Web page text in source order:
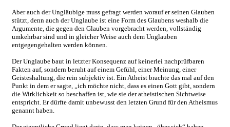
Aber auch der Ungläubige muss gefragt werden worauf er seinen Glauben
stützt, denn auch der Unglaube ist eine Form des Glaubens weshalb die
Argumente, die gegen den Glauben vorgebracht werden, vollständig
umkehrbar sind und in gleicher Weise auch dem Unglauben
entgegengehalten werden können.
Der Unglaube baut in letzter Konsequenz auf keinerlei nachprüfbaren
Fakten auf, sondern beruht auf einem Gefühl, einer Meinung, einer
Geisteshaltung, die rein subjektiv ist. Ein Atheist brachte das mal auf den
Punkt in dem er sagte, „ich möchte nicht, dass es einen Gott gibt, sondern
die Wirklichkeit so beschaffen ist, wie sie der atheistischen Sichtweise
entspricht. Er dürfte damit unbewusst den letzten Grund für den Atheismus
genannt haben.